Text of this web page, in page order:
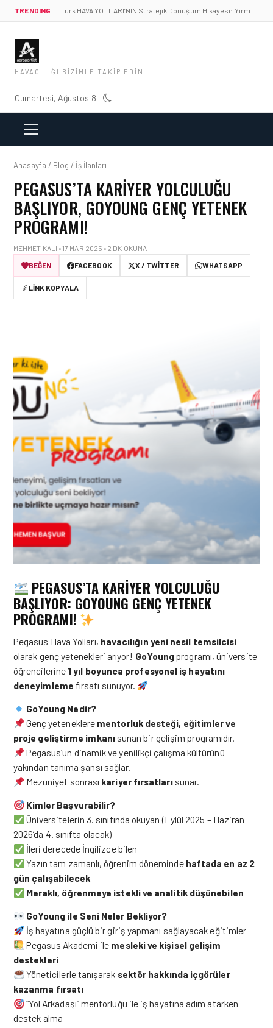
TRENDING
HAVACILIĞI BIZIMLE TAKIP EDIN
Cumartesi, Ağustos 8
Anasayfa / Blog / İş İlanları
PEGASUS’TA KARIYER YOLCULUĞU
BAŞLIYOR, GOYOUNG GENÇ YETENEK
PROGRAMI!
MEHMET KALI • 17 MAR 2025 • 2 DK OKUMA
BEĞEN
FACEBOOK X / TWITTER WHATSAPP
LINK KOPYALA
PEGASUS’TA KARIYER YOLCULUĞU
BAŞLIYOR: GOYOUNG GENÇ YETENEK
PROGRAMI!
Pegasus Hava Yolları, havacılığın yeni nesil temsilcisi
olarak genç yetenekleri arıyor! GoYoungprogramı, üniversite
öğrencilerine 1 yıl boyunca profesyonel iş hayatını
deneyimleme fırsatı sunuyor.
GoYoung Nedir?
Genç yeteneklere mentorluk desteği, eğitimler ve
proje geliştirme imkanısunan bir gelişim programıdır.
Pegasus’un dinamik ve yenilikçi çalışma kültürünü
yakından tanıma şansı sağlar.
Mezuniyet sonrası kariyer fırsatlarısunar.
Kimler Başvurabilir?
Üniversitelerin 3. sınıfında okuyan (Eylül 2025 – Haziran
2026’da 4. sınıfta olacak)
İleri derecede İngilizce bilen
Yazın tam zamanlı, öğrenim döneminde haftada en az 2
gün çalışabilecek
Meraklı, öğrenmeye istekli ve analitik düşünebilen
GoYoung ile Seni Neler Bekliyor?
İş hayatına güçlü bir giriş yapmanı sağlayacak eğitimler
Pegasus Akademi ile mesleki ve kişisel gelişim
destekleri
Yöneticilerle tanışarak sektör hakkında içgörüler
kazanma fırsatı
“Yol Arkadaşı” mentorluğu ile iş hayatına adım atarken
destek alma